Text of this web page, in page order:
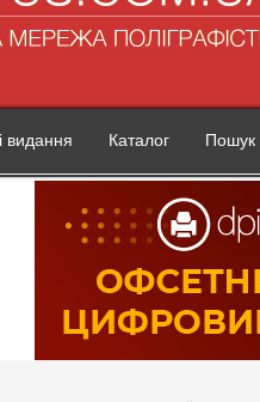
видання Каталог Пошук